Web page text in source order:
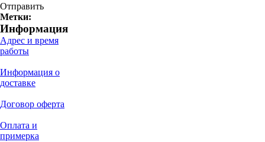
Отправить
Метки:
Информация
Адрес и время
работы
Информация о
доставке
Договор оферта
Оплата и
примерка